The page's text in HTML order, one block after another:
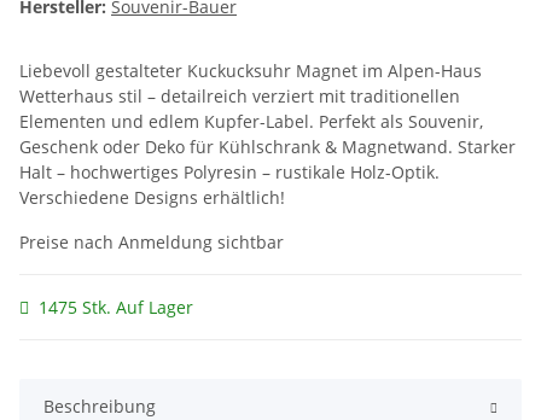
Hersteller: Souvenir-Bauer
Liebevoll gestalteter Kuckucksuhr Magnet im Alpen-Haus
Wetterhaus stil – detailreich verziert mit traditionellen
Elementen und edlem Kupfer-Label. Perfekt als Souvenir,
Geschenk oder Deko für Kühlschrank & Magnetwand. Starker
Halt – hochwertiges Polyresin – rustikale Holz-Optik.
Verschiedene Designs erhältlich!
Preise nach Anmeldung sichtbar
1475 Stk. Auf Lager
Beschreibung